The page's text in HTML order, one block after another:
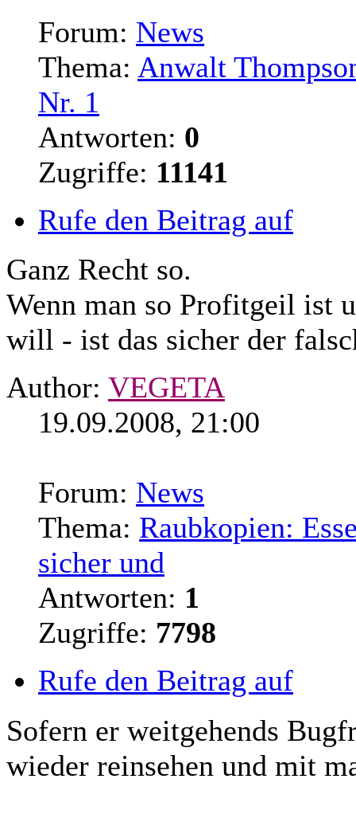
Forum: News
Thema: Anwalt
Nr. 1
Antworten: 0
Zugriffe: 11141
Rufe den Beitrag auf
Ganz Recht so.
Wenn man so Profitgeil ist
will - ist das sicher der
Author: VEGETA
19.09.2008, 21:00
Forum: News
Thema: Raubkopien:
sicher und
Antworten: 1
Zugriffe: 7798
Rufe den Beitrag auf
Sofern er weitgehends
wieder reinsehen und mit